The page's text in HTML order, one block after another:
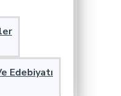
Edebiyatı